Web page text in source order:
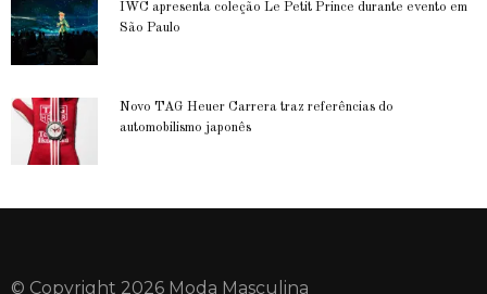
IWC apresenta coleção Le Petit Prince durante evento em
São Paulo
Novo TAG Heuer Carrera traz referências do
automobilismo japonês
© Copyright 2026 Moda Masculina